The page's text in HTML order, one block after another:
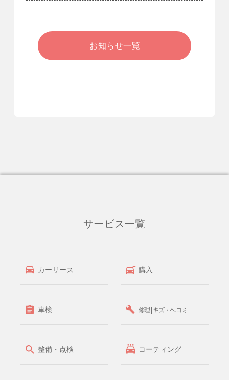
お知らせ一覧
サービス一覧
カーリース 購入
車検 修理 | キズ・ヘコミ
整備・点検 コーティング